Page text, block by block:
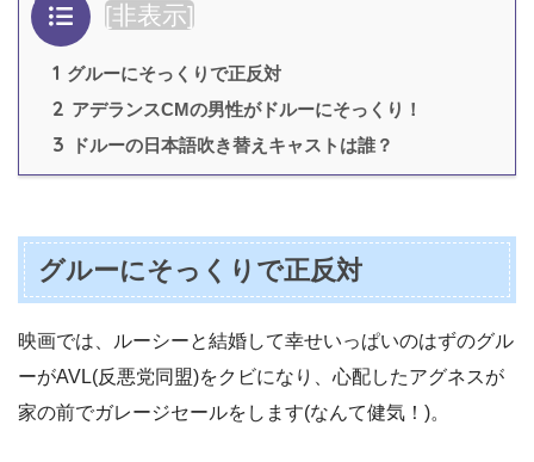
目次 [非表示]
1 グルーにそっくりで正反対
2 アデランスCMの男性がドルーにそっくり！
3 ドルーの日本語吹き替えキャストは誰？
グルーにそっくりで正反対
映画では、ルーシーと結婚して幸せいっぱいのはずのグル
ーがAVL(反悪党同盟)をクビになり、心配したアグネスが
家の前でガレージセールをします(なんて健気！)。